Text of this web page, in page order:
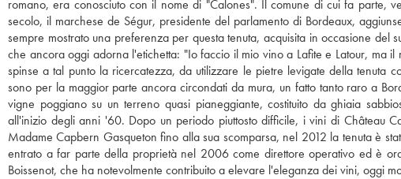
romano, era conosciuto con il nome di "Calones". Il comune di cui fa parte,
secolo, il marchese de Ségur, presidente del parlamento di Bordeaux,
sempre mostrato una preferenza per questa tenuta, acquisita in occasione
che ancora oggi adorna l'etichetta: "Io faccio il mio vino a Lafite e Latour, ma
spinse a tal punto la ricercatezza, da utilizzare le pietre levigate della
sono per la maggior parte ancora circondati da mura, un fatto tanto raro a
vigne poggiano su un terreno quasi pianeggiante, costituito da ghiaia
all'inizio degli anni '60. Dopo un periodo piuttosto difficile, i vini di Château
Madame Capbern Gasqueton fino alla sua scomparsa, nel 2012 la tenuta è
entrato a far parte della proprietà nel 2006 come direttore operativo ed è
Boissenot, che ha notevolmente contribuito a elevare l'eleganza dei vini, oggi